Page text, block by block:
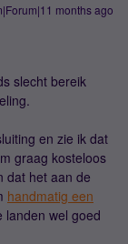
months ago
slecht bereik
en zie ik dat
graag kosteloos
dat het aan de
handmatig een
landen wel goed